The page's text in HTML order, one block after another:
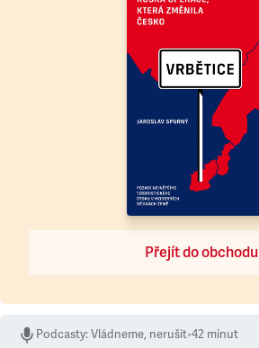
Přejít do obchodu
Podcasty:Vládneme, nerušit•42 minut